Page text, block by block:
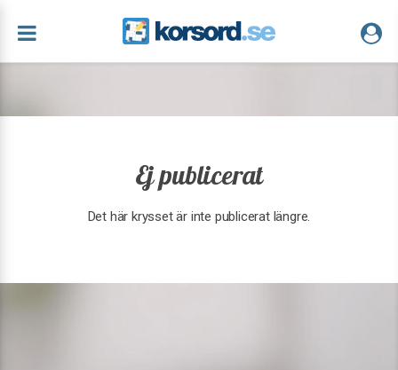
Ej publicerat
Det här krysset är inte publicerat längre.